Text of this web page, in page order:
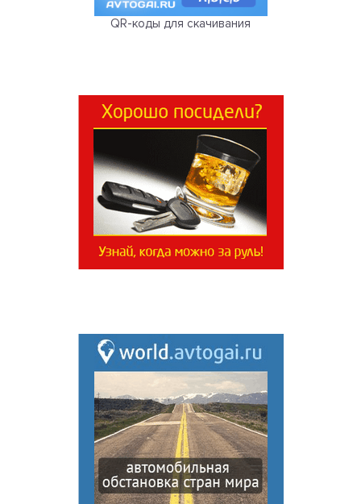
QR-коды для скачивания